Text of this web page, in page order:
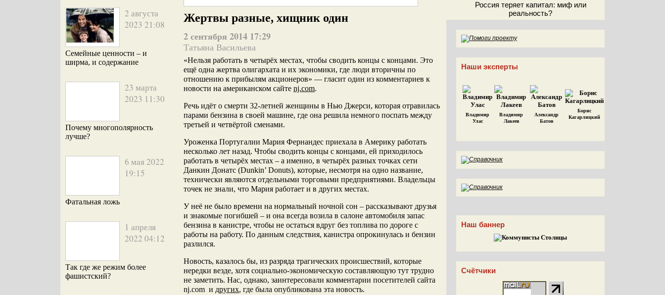
2 августа
2023 21:08
Семейные ценности – и
ширма, и содержание
23 марта
2023 11:30
Почему многополярность
лучше?
6 мая 2022
19:15
Фатальная ложь
1 апреля
2022 04:12
Так где же режим более
фашистский?
Жертвы разные, хищник один
2 сентября 2014 17:29
Татьяна Васильева
«Нельзя работать в четырёх местах, чтобы сводить концы с концами. Это
ещё одна жертва олигархата и их экономики, где люди вторичны по
отношению к прибылям акционеров» — гласит один из комментариев к
новости на американском сайте nj.com.
Речь идёт о смерти 32-летней женщины в Нью Джерси, которая отравилась
парами бензина в своей машине, где она решила немного поспать между
третьей и четвёртой сменами.
Уроженка Португалии Мария Фернандес приехала в Америку работать
несколько лет назад. Чтобы сводить концы с концами, ей приходилось
работать в четырёх местах – а именно, в четырёх разных точках сети
Данкин Донатс (Dunkin’ Donuts), которые, несмотря на одно название,
технически являются отдельными торговыми предприятиями. Владельцы
точек не знали, что Мария работает и в других местах.
У неё не было времени на нормальный ночной сон – рассказывают друзья
и знакомые погибшей – и она всегда возила в салоне автомобиля запас
бензина в канистре, чтобы не остаться вдруг без топлива по дороге с
работы на работу. По данным следствия, канистра опрокинулась и бензин
разлился.
Новость, казалось бы, из разряда трагических происшествий, которые
нередки везде, хотя социально-экономическую составляющую тут трудно
не заметить. Нас, однако, заинтересовали комментарии посетителей сайта
nj.com и других, где была опубликована эта новость.
Россия теряет капитал: миф или
реальность?
Наши эксперты
Владимир
Улас
Владимир
Лакеев
Александр
Батов
Борис
Кагарлицкий
Наш баннер
Счётчики